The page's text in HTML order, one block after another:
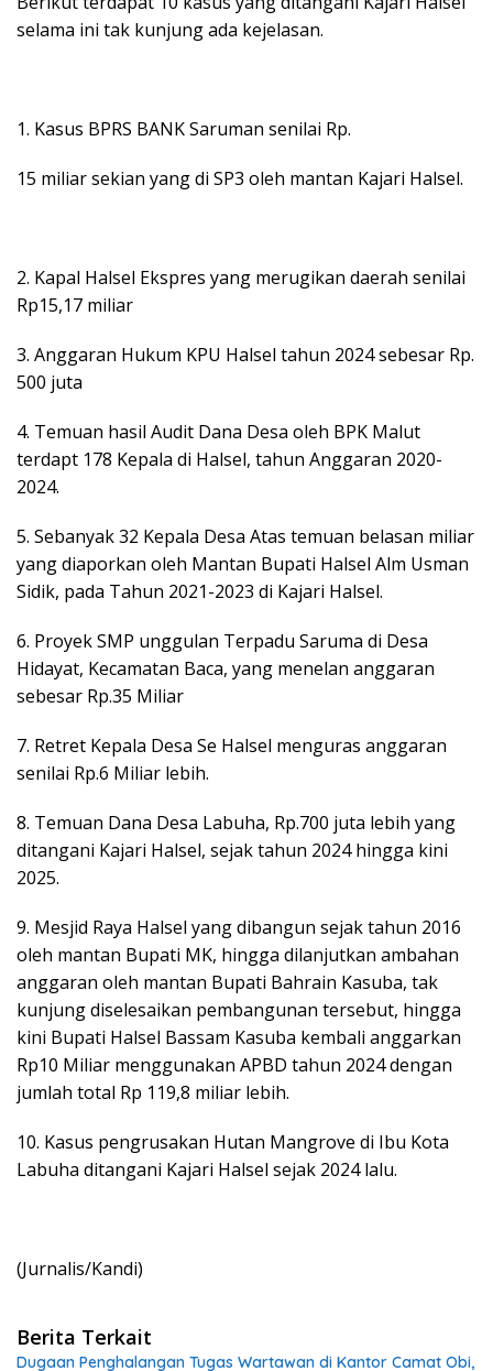
selama ini tak kunjung ada kejelasan.
1. Kasus BPRS BANK Saruman senilai Rp.
15 miliar sekian yang di SP3 oleh mantan Kajari Halsel.
2. Kapal Halsel Ekspres yang merugikan daerah senilai
Rp15,17 miliar
3. Anggaran Hukum KPU Halsel tahun 2024 sebesar Rp.
500 juta
4. Temuan hasil Audit Dana Desa oleh BPK Malut
terdapt 178 Kepala di Halsel, tahun Anggaran 2020-
2024.
5. Sebanyak 32 Kepala Desa Atas temuan belasan miliar
yang diaporkan oleh Mantan Bupati Halsel Alm Usman
Sidik, pada Tahun 2021-2023 di Kajari Halsel.
6. Proyek SMP unggulan Terpadu Saruma di Desa
Hidayat, Kecamatan Baca, yang menelan anggaran
sebesar Rp.35 Miliar
7. Retret Kepala Desa Se Halsel menguras anggaran
senilai Rp.6 Miliar lebih.
8. Temuan Dana Desa Labuha, Rp.700 juta lebih yang
ditangani Kajari Halsel, sejak tahun 2024 hingga kini
2025.
9. Mesjid Raya Halsel yang dibangun sejak tahun 2016
oleh mantan Bupati MK, hingga dilanjutkan ambahan
anggaran oleh mantan Bupati Bahrain Kasuba, tak
kunjung diselesaikan pembangunan tersebut, hingga
kini Bupati Halsel Bassam Kasuba kembali anggarkan
Rp10 Miliar menggunakan APBD tahun 2024 dengan
jumlah total Rp 119,8 miliar lebih.
10. Kasus pengrusakan Hutan Mangrove di Ibu Kota
Labuha ditangani Kajari Halsel sejak 2024 lalu.
(Jurnalis/Kandi)
Berita Terkait
Dugaan Penghalangan Tugas Wartawan di Kantor Camat Obi,